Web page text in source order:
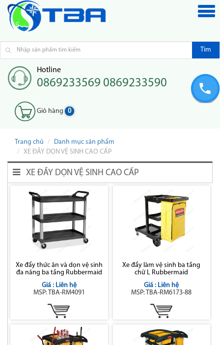
Tìm
Hotline
0869233569 0869233590
Giỏ hàng 0
Trang chủ
Danh mục sản phẩm
XE ĐẦY DỌN VỆ SINH CAO CẤP
XE ĐẦY DỌN VỆ SINH CAO CẤP
Xe đẩy thức ăn và dọn vệ sinh
đa năng ba tầng Rubbermaid
Giá : Liên hệ
MSP: TBA-RM4091
Xe đẩy làm vệ sinh ba tầng
chữ L Rubbermaid
Giá : Liên hệ
MSP: TBA-RM6173-88